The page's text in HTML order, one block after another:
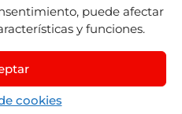
puede afectar
y funciones.
cookiesLisbon